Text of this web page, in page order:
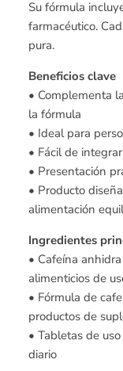
Su fórmula
farmacéutico.
pura.
Beneficios clave
• Complementa
la fórmula
• Ideal para
• Fácil de
• Presentación
• Producto
alimentación
Ingredientes
• Cafeína
alimenticios de
• Fórmula de
productos de
• Tabletas de
diario